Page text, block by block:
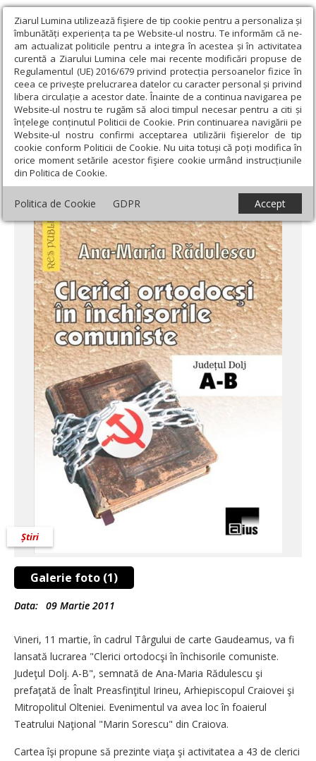
Ziarul Lumina utilizează fişiere de tip cookie pentru a personaliza și
îmbunătăți experiența ta pe Website-ul nostru. Te informăm că ne-
am actualizat politicile pentru a integra în acestea și în activitatea
curentă a Ziarului Lumina cele mai recente modificări propuse de
Regulamentul (UE) 2016/679 privind protecția persoanelor fizice în
ceea ce privește prelucrarea datelor cu caracter personal și privind
libera circulație a acestor date. Înainte de a continua navigarea pe
Website-ul nostru te rugăm să aloci timpul necesar pentru a citi și
înțelege conținutul Politicii de Cookie. Prin continuarea navigării pe
Website-ul nostru confirmi acceptarea utilizării fişierelor de tip
cookie conform Politicii de Cookie. Nu uita totuși că poți modifica în
orice moment setările acestor fişiere cookie urmând instrucțiunile
din Politica de Cookie.
Politica de Cookie GDPR Accept
Ziarul Lumina › Actualitate religioasă › Știri › Lansare de carte
despre clericii ortodocşi în închisorile comuniste
Lansare de carte despre clericii ortodocşi în
închisorile comuniste
Galerie foto (1)
Știri
Data: 09 Martie 2011
Vineri, 11 martie, în cadrul Târgului de carte Gaudeamus, va fi
lansată lucrarea "Clerici ortodocşi în închisorile comuniste.
Judeţul Dolj. A-B", semnată de Ana-Maria Rădulescu şi
prefaţată de Înalt Preasfinţitul Irineu, Arhiepiscopul Craiovei şi
Mitropolitul Olteniei. Evenimentul va avea loc în foaierul
Teatrului Naţional "Marin Sorescu" din Craiova.
Cartea îşi propune să prezinte viaţa şi activitatea a 43 de clerici